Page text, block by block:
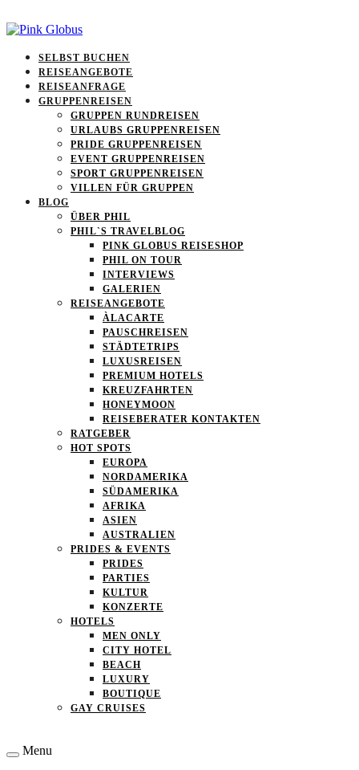
SELBST BUCHEN
REISEANGEBOTE
REISEANFRAGE
GRUPPENREISEN
GRUPPEN RUNDREISEN
URLAUBS GRUPPENREISEN
PRIDE GRUPPENREISEN
EVENT GRUPPENREISEN
SPORT GRUPPENREISEN
VILLEN FÜR GRUPPEN
BLOG
ÜBER PHIL
PHIL`S TRAVELBLOG
PINK GLOBUS REISESHOP
PHIL ON TOUR
INTERVIEWS
GALERIEN
REISEANGEBOTE
ÀLACARTE
PAUSCHREISEN
STÄDTETRIPS
LUXUSREISEN
PREMIUM HOTELS
KREUZFAHRTEN
HONEYMOON
REISEBERATER KONTAKTEN
RATGEBER
HOT SPOTS
EUROPA
NORDAMERIKA
SÜDAMERIKA
AFRIKA
ASIEN
AUSTRALIEN
PRIDES & EVENTS
PRIDES
PARTIES
KULTUR
KONZERTE
HOTELS
MEN ONLY
CITY HOTEL
BEACH
LUXURY
BOUTIQUE
GAY CRUISES
Menu